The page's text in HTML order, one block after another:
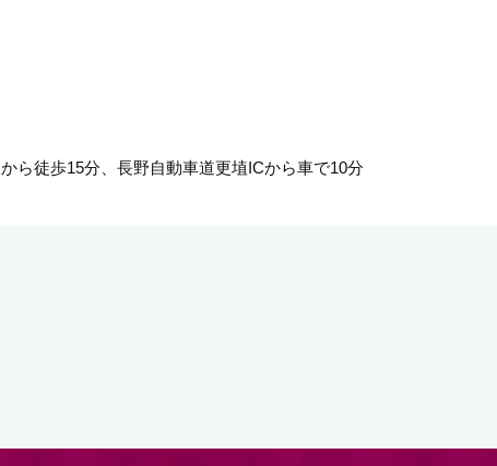
ら徒歩15分、長野自動車道更埴ICから車で10分